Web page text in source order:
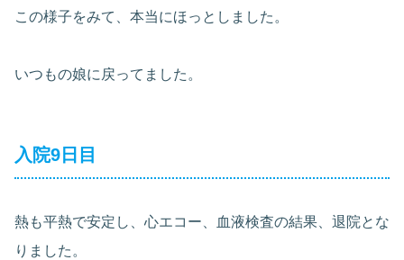
この様子をみて、本当にほっとしました。
いつもの娘に戻ってました。
入院9日目
熱も平熱で安定し、心エコー、血液検査の結果、退院とな
りました。